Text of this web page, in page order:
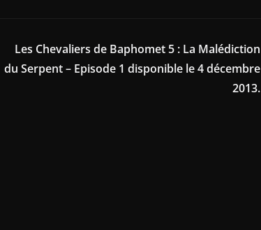
Les Chevaliers de Baphomet 5 : La Malédiction
du Serpent – Episode 1 disponible le 4 décembre
2013.